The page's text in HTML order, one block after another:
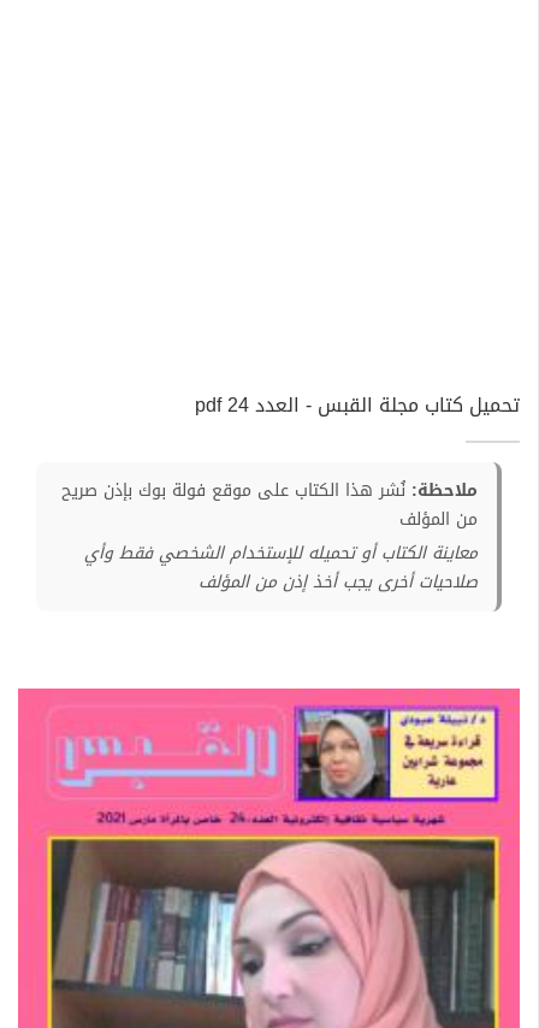
تحميل كتاب مجلة القبس - العدد 24 pdf
ملاحظة: نُشر هذا الكتاب على موقع فولة بوك بإذن صريح
من المؤلف
معاينة الكتاب أو تحميله للإستخدام الشخصي فقط وأي
صلاحيات أخرى يجب أخذ إذن من المؤلف